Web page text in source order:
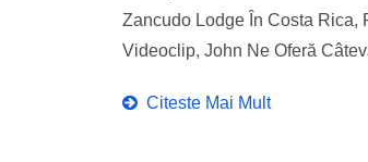
Zancudo Lodge În Costa
Videoclip, John Ne Oferă
Citeste Mai Mult